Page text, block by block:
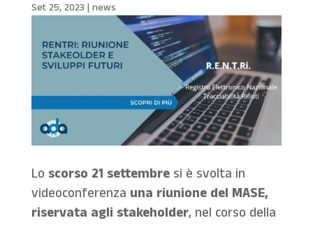
Set 25, 2023 news
Lo scorso 21 settembresi è svolta in
videoconferenza una riunione del MASE,
riservata agli stakeholder, nel corso della